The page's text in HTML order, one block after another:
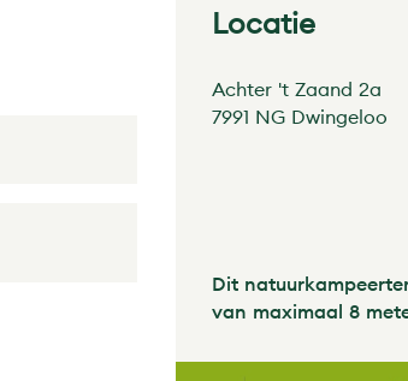
Locatie
Achter 't Zaand 2a
7991 NG Dwingeloo
Dit
van maximaal 8